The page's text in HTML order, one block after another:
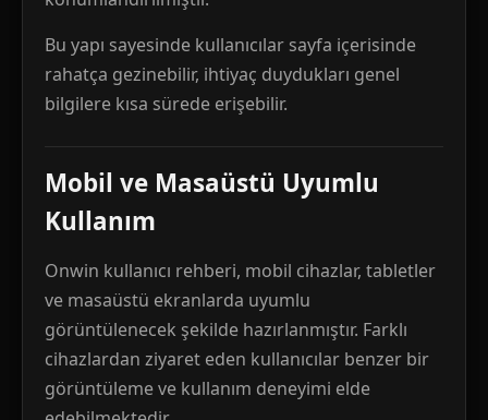
Bu yapı sayesinde kullanıcılar sayfa içerisinde
rahatça gezinebilir, ihtiyaç duydukları genel
bilgilere kısa sürede erişebilir.
Mobil ve Masaüstü Uyumlu
Kullanım
Onwin kullanıcı rehberi, mobil cihazlar, tabletler
ve masaüstü ekranlarda uyumlu
görüntülenecek şekilde hazırlanmıştır. Farklı
cihazlardan ziyaret eden kullanıcılar benzer bir
görüntüleme ve kullanım deneyimi elde